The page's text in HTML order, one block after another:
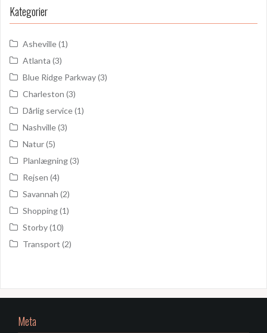
Kategorier
Asheville(1)
Atlanta (3)
Blue Ridge Parkway(3)
Charleston (3)
Dårlig service(1)
Nashville(3)
Natur(5)
Planlægning(3)
Rejsen (4)
Savannah (2)
Shopping(1)
Storby(10)
Transport (2)
Meta